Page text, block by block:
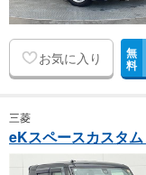
お気に入り 無
料
三菱
eKスペースカスタ